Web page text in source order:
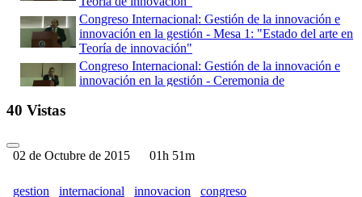
Congreso Internacional: Gestión de la innovación e
innovación en la gestión - Mesa 1: "Estado del arte en
Teoría de innovación"
Congreso Internacional: Gestión de la innovación e
innovación en la gestión - Ceremonia de
Congreso Internacional: Gestión de la innovación e
Congreso Internacional: Gestión de la innovación e
40 Vistas
02 de Octubre de 2015 01h 51m
gestion internacional innovacion congreso